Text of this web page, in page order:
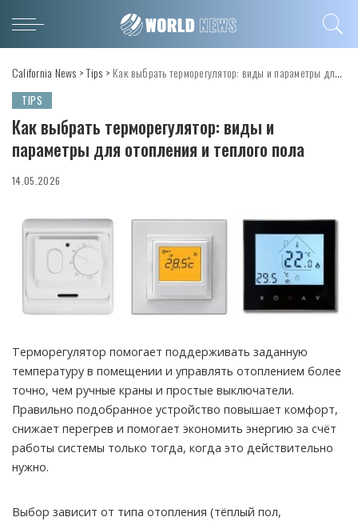
California News >Tips > Как выбрать терморегулятор: виды и параметры для отопления и теплого пола
TIPS
Как выбрать терморегулятор: виды и
параметры для отопления и теплого пола
14.05.2026
Терморегулятор помогает поддерживать заданную
температуру в помещении и управлять отоплением более
точно, чем ручные краны и простые выключатели.
Правильно подобранное устройство повышает комфорт,
снижает перегрев и помогает экономить энергию за счёт
работы системы только тогда, когда это действительно
нужно.
Выбор зависит от типа отопления (тёплый пол,